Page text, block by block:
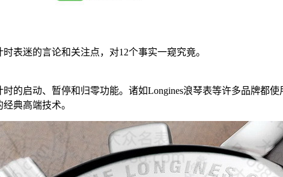
表迷的言论和关注点，对12个事实一窥究竟。
的启动、暂停和归零功能。诸如Longines浪琴表等许多品牌都
典高端技术。